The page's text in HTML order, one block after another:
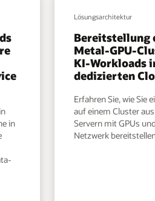
in
Lösungsarchitektur
Bereitstellung
Metal-GPU-
KI-Workloads
dedizierten
Erfahren Sie, wie Sie
auf einem Cluster
Servern mit GPUs
Netzwerk